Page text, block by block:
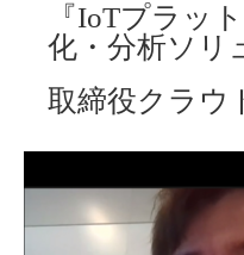
『IoTプラッ
化・分析ソリ
取締役クラ